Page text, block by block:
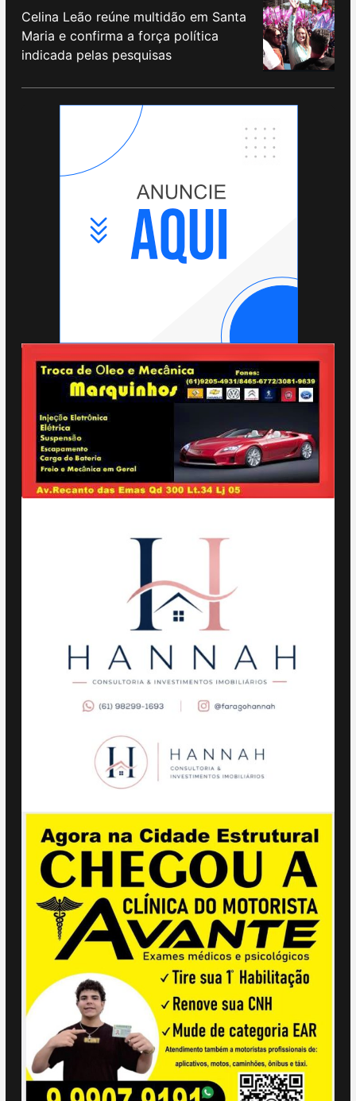
Celina Leão reúne multidão em Santa
Maria e confirma a força política
indicada pelas pesquisas